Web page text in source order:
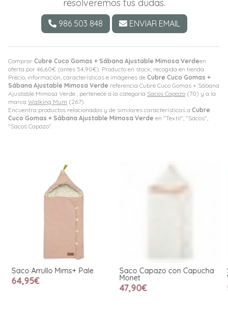
Comprar Cubre Cuco Gomas + Sábana Ajustable Mimosa Verdeen
oferta por 46,60€ (antes 54,90€). Producto en stock, recogida en tienda.
Precio, información, características e imágenes de Cubre Cuco Gomas +
Sábana Ajustable Mimosa Verde referencia Cubre Cuco Gomas + Sábana
Ajustable Mimosa Verde , pertenece a la categoría Sacos Capazo (70) y a la
marca Walking Mum (267).
Encuentra productos relacionados y de similares características a Cubre
Cuco Gomas + Sábana Ajustable Mimosa Verde en "Textil", "Sacos",
"Sacos Capazo".
resolveremos tus dudas.
986 503 848 ENVIAR EMAIL
Saco Arrullo Mims+ Pale
64,95€
Saco Capazo con Capucha
Monet
47,90€